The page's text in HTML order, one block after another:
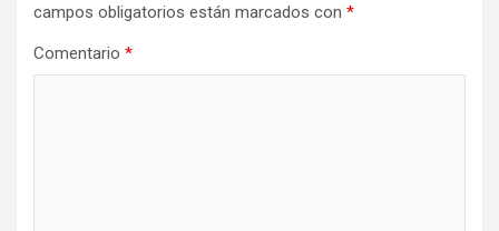
campos obligatorios están marcados con *
Comentario *